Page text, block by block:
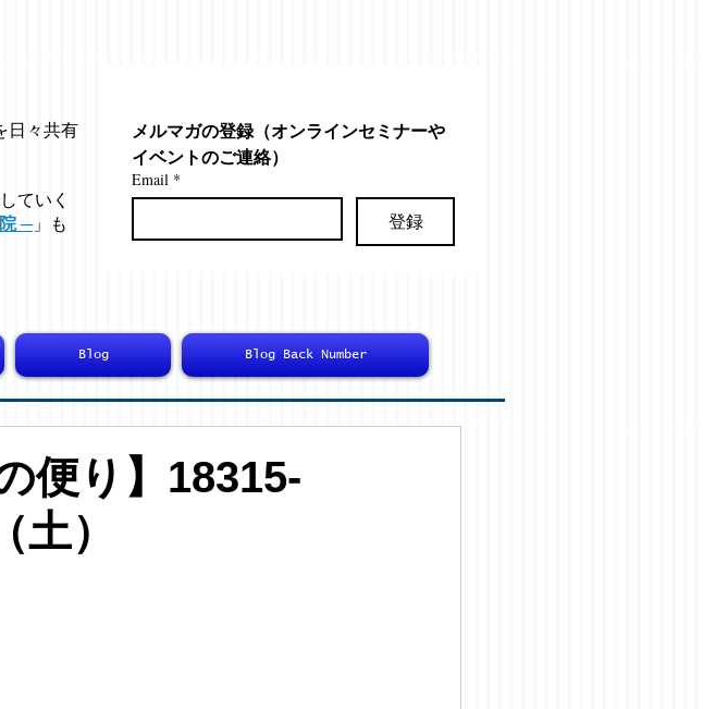
日々共有
ていく
─」も
メルマガの登録（オンラインセミナーや
イベントのご連絡）
Email *
登録
Blog Blog Back Number
便り】18315-
）